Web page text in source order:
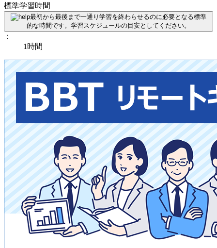
標準学習時間
最初から最後まで一通り学習を終わらせるのに必要となる標準
的な時間です。学習スケジュールの目安としてください。
：
1時間